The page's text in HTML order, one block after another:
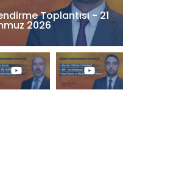
Toplantısı - 21
2026